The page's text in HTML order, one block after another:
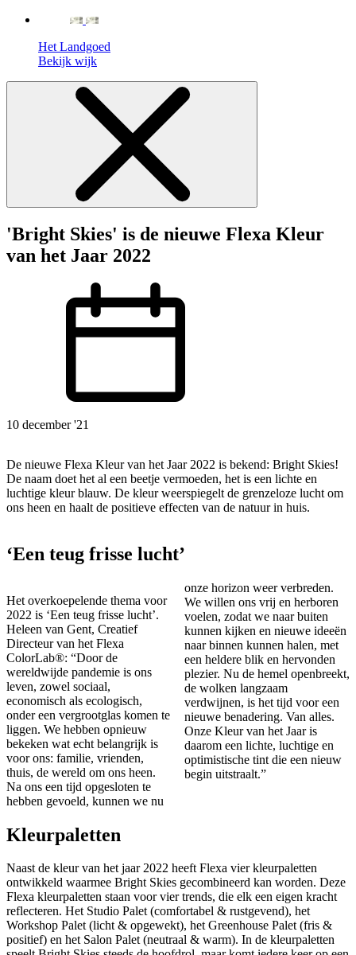
Het Landgoed
Bekijk wijk
'Bright Skies' is de nieuwe Flexa Kleur
van het Jaar 2022
10 december '21
De nieuwe Flexa Kleur van het Jaar 2022 is bekend: Bright Skies!
De naam doet het al een beetje vermoeden, het is een lichte en
luchtige kleur blauw. De kleur weerspiegelt de grenzeloze lucht om
ons heen en haalt de positieve effecten van de natuur in huis.
‘Een teug frisse lucht’
Het overkoepelende thema voor
2022 is ‘Een teug frisse lucht’.
Heleen van Gent, Creatief
Directeur van het Flexa
ColorLab®: “Door de
wereldwijde pandemie is ons
leven, zowel sociaal,
economisch als ecologisch,
onder een vergrootglas komen te
liggen. We hebben opnieuw
bekeken wat echt belangrijk is
voor ons: familie, vrienden,
thuis, de wereld om ons heen.
Na ons een tijd opgesloten te
hebben gevoeld, kunnen we nu
onze horizon weer verbreden.
We willen ons vrij en herboren
voelen, zodat we naar buiten
kunnen kijken en nieuwe ideeën
naar binnen kunnen halen, met
een heldere blik en hervonden
plezier. Nu de hemel openbreekt,
de wolken langzaam
verdwijnen, is het tijd voor een
nieuwe benadering. Van alles.
Onze Kleur van het Jaar is
daarom een lichte, luchtige en
optimistische tint die een nieuw
begin uitstraalt.”
Kleurpaletten
Naast de kleur van het jaar 2022 heeft Flexa vier kleurpaletten
ontwikkeld waarmee Bright Skies gecombineerd kan worden. Deze
Flexa kleurpaletten staan voor vier trends, die elk een eigen kracht
reflecteren. Het Studio Palet (comfortabel & rustgevend), het
Workshop Palet (licht & opgewekt), het Greenhouse Palet (fris &
positief) en het Salon Palet (neutraal & warm). In de kleurpaletten